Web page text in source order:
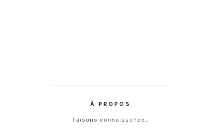
À PROPOS
Faisons connaissance…